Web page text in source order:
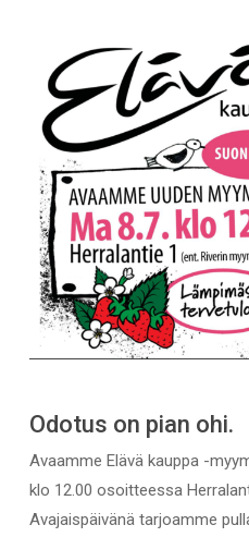
Odotus on pian ohi.
Avaamme Elävä kauppa -
klo 12.00 osoitteessa
Avajaispäivänä tarjoamme